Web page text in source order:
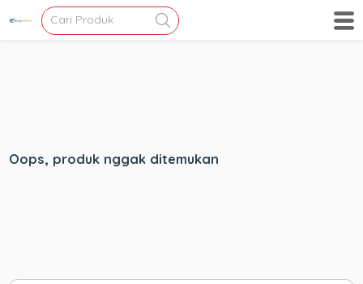
Oops, produk nggak ditemukan